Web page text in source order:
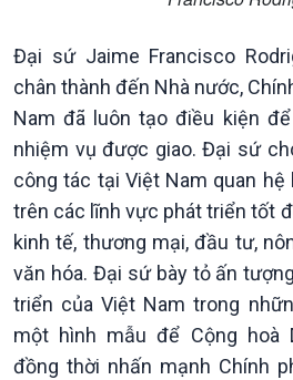
Văn hoá & Du lịch
Tin Văn hoá & Du lịch
Đại sứ Jaime Francisco
chân thành đến Nhà nước,
Nam đã luôn tạo điều kiện
nhiệm vụ được giao. Đại sứ
công tác tại Việt Nam quan
trên các lĩnh vực phát triển tốt
kinh tế, thương mại, đầu tư,
văn hóa. Đại sứ bày tỏ ấn
triển của Việt Nam trong
một hình mẫu để Cộng hoà
đồng thời nhấn mạnh Chính